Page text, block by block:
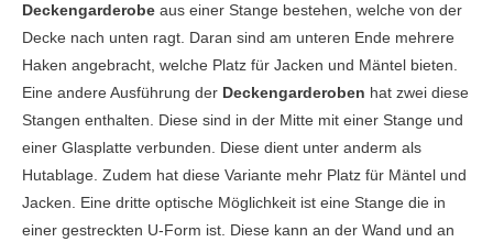
Deckengarderobe aus einer Stange bestehen, welche von der
Decke nach unten ragt. Daran sind am unteren Ende mehrere
Haken angebracht, welche Platz für Jacken und Mäntel bieten.
Eine andere Ausführung der Deckengarderoben hat zwei diese
Stangen enthalten. Diese sind in der Mitte mit einer Stange und
einer Glasplatte verbunden. Diese dient unter anderm als
Hutablage. Zudem hat diese Variante mehr Platz für Mäntel und
Jacken. Eine dritte optische Möglichkeit ist eine Stange die in
einer gestreckten U-Form ist. Diese kann an der Wand und an